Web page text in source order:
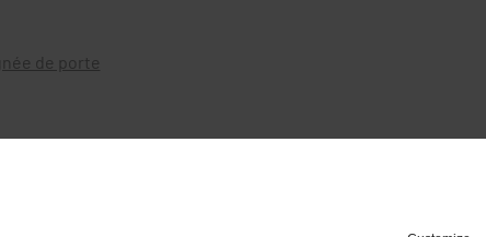
de porte